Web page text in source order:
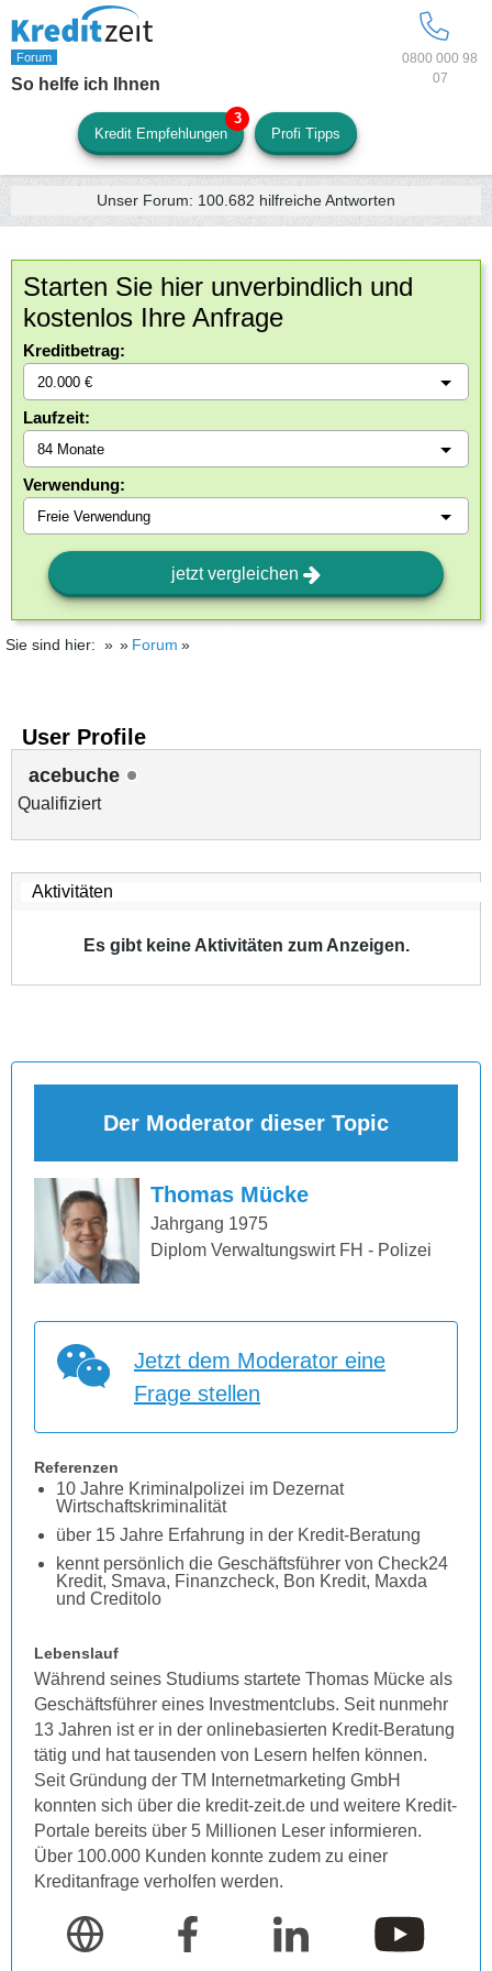
0800 000 98
07
So helfe ich Ihnen
Kredit Empfehlungen Profi Tipps
Unser Forum: 100.682 hilfreiche Antworten
Starten Sie hier unverbindlich und
kostenlos Ihre Anfrage
Kreditbetrag:
Laufzeit:
Verwendung:
jetzt vergleichen
Sie sind hier: Forum
User Profile
acebuche
Qualifiziert
Es gibt keine Aktivitäten zum Anzeigen.
Der Moderator dieser Topic
Thomas Mücke
Jahrgang 1975
Diplom Verwaltungswirt FH - Polizei
Jetzt dem Moderator eine
Frage stellen
Referenzen
10 Jahre Kriminalpolizei im Dezernat
Wirtschaftskriminalität
über 15 Jahre Erfahrung in der Kredit-Beratung
kennt persönlich die Geschäftsführer von Check24
Kredit, Smava, Finanzcheck, Bon Kredit, Maxda
und Creditolo
Lebenslauf
Während seines Studiums startete Thomas Mücke als
Geschäftsführer eines Investmentclubs. Seit nunmehr
13 Jahren ist er in der onlinebasierten Kredit-Beratung
tätig und hat tausenden von Lesern helfen können.
Seit Gründung der TM Internetmarketing GmbH
konnten sich über die kredit-zeit.de und weitere Kredit-
Portale bereits über 5 Millionen Leser informieren.
Über 100.000 Kunden konnte zudem zu einer
Kreditanfrage verholfen werden.